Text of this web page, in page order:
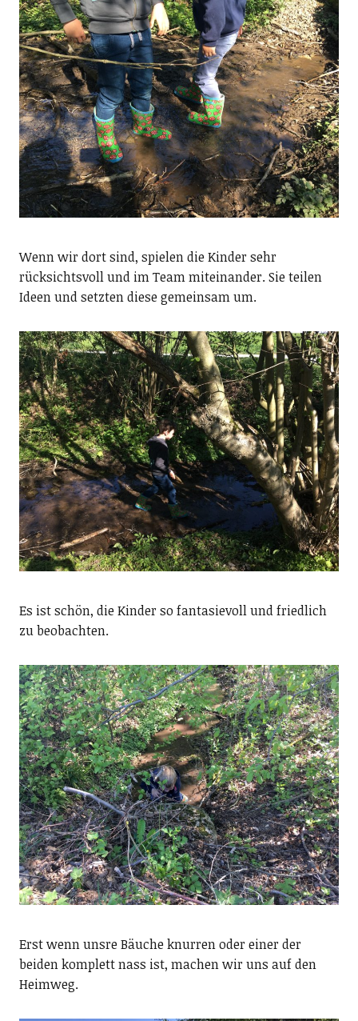
Wenn wir dort sind, spielen die Kinder sehr
rücksichtsvoll und im Team miteinander. Sie teilen
Ideen und setzten diese gemeinsam um.
Es ist schön, die Kinder so fantasievoll und friedlich
zu beobachten.
Erst wenn unsre Bäuche knurren oder einer der
beiden komplett nass ist, machen wir uns auf den
Heimweg.